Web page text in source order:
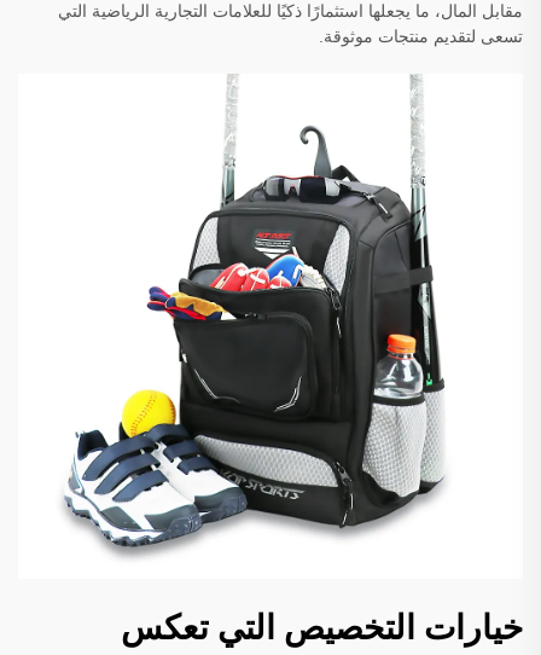
مقابل المال، ما يجعلها استثمارًا ذكيًا للعلامات التجارية الرياضية التي
تسعى لتقديم منتجات موثوقة.
خيارات التخصيص التي تعكس